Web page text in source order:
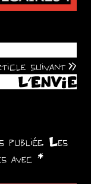
suivant
L’ENVIE
publiée. Les
avec *